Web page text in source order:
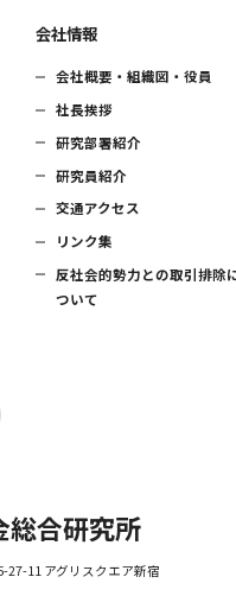
会社情報
会社概要・組織図・役員
社長挨拶
研究部署紹介
研究員紹介
交通アクセス
リンク集
反社会的勢力との取引排除
ついて
総合研究所
27-11 アグリスクエア新宿